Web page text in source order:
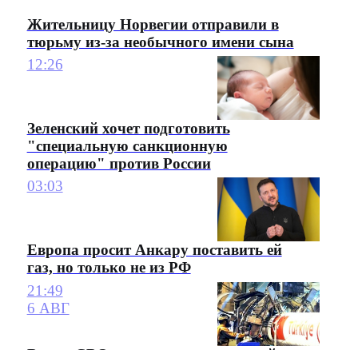
Жительницу Норвегии отправили в
тюрьму из-за необычного имени сына
12:26
Зеленский хочет подготовить
"специальную санкционную
операцию" против России
03:03
Европа просит Анкару поставить ей
газ, но только не из РФ
21:49
6 АВГ